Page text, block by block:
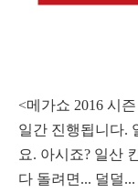
<메가쇼 2016 시
일간 진행됩니다.
요. 아시죠? 일산
다 돌려면... 덜덜...